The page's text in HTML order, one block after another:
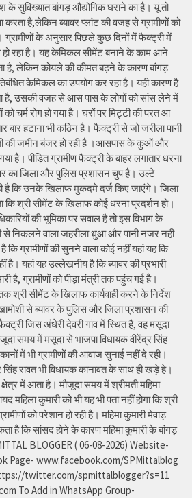
के सुविख्यात बांगड़ औद्योगिक घराने का है। यूं तो
करता है,लेकिन ब्यावर प्लांट की वजह से ग्रामीणों को
ग्रामीणों के अनुसार पिछले कुछ दिनों में फैक्ट्री में
हो रहा है। यह केमिकल सीमेंट बनाने के काम आने
है, लेकिन कोयले की कीमत बढ़ने के कारण बांगड़
केमिकल का उपयोग कर रहा है। यही कारण है
है, उसकी वजह से आस पास के लोगों को सांस लेने में
को चर्म रोग हो गया है। घरों पर मिट्टी की परत आ
बार हटाना भी कठिन है। फैक्ट्री से जो जरीला पानी
की जमीन बंजर हो रही है ।आसपास के कुओं और
गया है। पीड़ित ग्रामीण फैक्ट्री के बाहर लगातार धरना
का जिला और पुलिस प्रशासन चुप है। उल्टे
है कि उनके खिलाफ मुकदमे दर्ज किए जाएंगे। जिला
श्री सीमेंट के खिलाफ कोई धरना प्रदर्शन हो।
की भूमिका पर सवाल है तो इस विभाग के
निकलने वाला जहरीला धुआ और पानी नजर नही
ग्रामीणों की सुनने वाला कोई नहीं यहां यह कि
है। यहां यह उल्लेखनीय है कि ब्यावर की प्रभारी
है, ग्रामीणों को पीड़ा मंत्री तक पहुंच गई है।
श्री सीमेंट के खिलाफ कार्यवाही करने के निर्देश
से ब्यावर के पुलिस और जिला प्रशासन की
जिस अंधेरी देवरी गांव में स्थित है, वह मसूदा
समय में मसूदा से भाजपा विधायक वीरेंद्र सिंह
में भी ग्रामीणों की आवाज सुनाई नहीं दे रही।
रावत भी विधायक कानावत के साथ ही खड़े हे।
में आता है। मौजूदा समय में श्रीमती महिमा
महिला कुमारी को भी यह भी पता नहीं होगा कि श्री
को परेशान हो रही है। महिमा कुमारी मेवाड़
है कि सांसद होने के कारण महिमा कुमारी के बांगड़
BLOGGER ( 06-08-2026) Website-
Page- www.facebook.com/SPMittalblog
twitter.com/spmittalblogger?s=11
To Add in WhatsApp Group-